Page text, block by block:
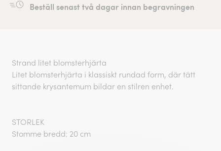
Beställ senast två dagar innan begravningen
Strand litet blomsterhjärta
Litet blomsterhjärta i klassiskt rundad form, där tätt
sittande krysantemum bildar en stilren enhet.
STORLEK
Stomme bredd: 20 cm